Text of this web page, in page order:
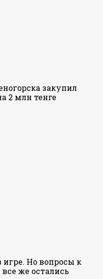
закупил
2 млн тенге
игре. Но вопросы к
же остались